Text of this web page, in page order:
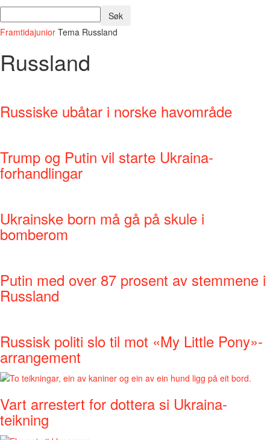
Framtidajunior Tema Russland
Russland
Russiske ubåtar i norske havområde
Trump og Putin vil starte Ukraina-
forhandlingar
Ukrainske born må gå på skule i
bomberom
Putin med over 87 prosent av stemmene i
Russland
Russisk politi slo til mot «My Little Pony»-
arrangement
Vart arrestert for dottera si Ukraina-
teikning